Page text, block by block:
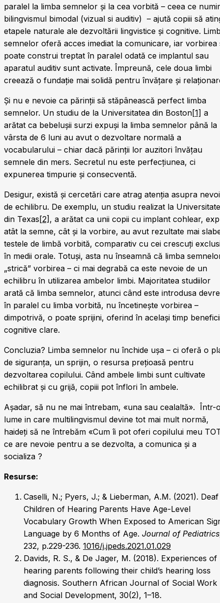
paralel la limba semnelor și la cea vorbită – ceea ce
bilingvismul bimodal (vizual si auditiv) – ajută copiii să
etapele naturale ale dezvoltării lingvistice și cognitive.
semnelor oferă acces imediat la comunicare, iar vorbirea
poate construi treptat în paralel odată ce implantul sau
aparatul auditiv sunt activate. Împreună, cele doua limbi
creează o fundație mai solidă pentru învățare și
Și nu e nevoie ca părinții să stăpânească perfect limba
semnelor. Un studiu de la Universitatea din Boston[1] a
arătat ca bebelușii surzi expuși la limba semnelor până la
vârsta de 6 luni au avut o dezvoltare normală a
vocabularului – chiar dacă părinții lor auzitori învățau
semnele din mers. Secretul nu este perfecțiunea, ci
expunerea timpurie și consecventă.
Desigur, există și cercetări care atrag atenția asupra
de echilibru. De exemplu, un studiu realizat la
din Texas[2] , a arătat ca unii copii cu implant cohlear,
atât la semne, cât și la vorbire, au avut rezultate mai
testele de limbă vorbită, comparativ cu cei crescuți
în medii orale. Totuși, asta nu înseamnă că limba
„strică” vorbirea – ci mai degrabă ca este nevoie de un
echilibru în utilizarea ambelor limbi. Majoritatea studiilor
arată că limba semnelor, atunci când este introdusa
în paralel cu limba vorbită, nu încetinește vorbirea –
dimpotrivă, o poate sprijini, oferind în același timp
cognitive clare.
Concluzia? Limba semnelor nu închide ușa – ci oferă o
de siguranța, un sprijin, o resursa prețioasă pentru
dezvoltarea copilului. Când ambele limbi sunt cultivate
echilibrat și cu grijă, copiii pot înflori în ambele.
Așadar, să nu ne mai întrebam, «una sau cealaltă». Într-o
lume in care multilingvismul devine tot mai mult normă,
haideți să ne întrebăm «Cum îi pot oferi copilului meu
ce are nevoie pentru a se dezvolta, a comunica și a
socializa ?
Resurse:
Caselli, N.; Pyers, J.; & Lieberman, A.M. (2021). Deaf
Children of Hearing Parents Have Age-Level
Vocabulary Growth When Exposed to American
Language by 6 Months of Age. Journal of Pediatrics
232, p.229-236. 1016/j.jpeds.2021.01.029
Davids, R. S., & De Jager, M. (2018). Experiences of
hearing parents following their child’s hearing loss
diagnosis. Southern African Journal of Social Work
and Social Development, 30(2), 1–18.